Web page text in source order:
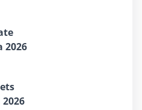
2026